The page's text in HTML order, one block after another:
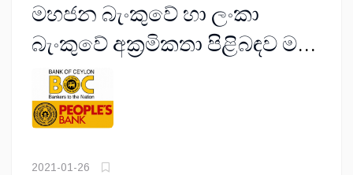
මහජන බැංකුවේ හා ලංකා
බැංකුවේ අක්‍රමිකතා පිළිබඳව මහ
බැංකුවට පැමිණිල්ලක්
2021-01-26